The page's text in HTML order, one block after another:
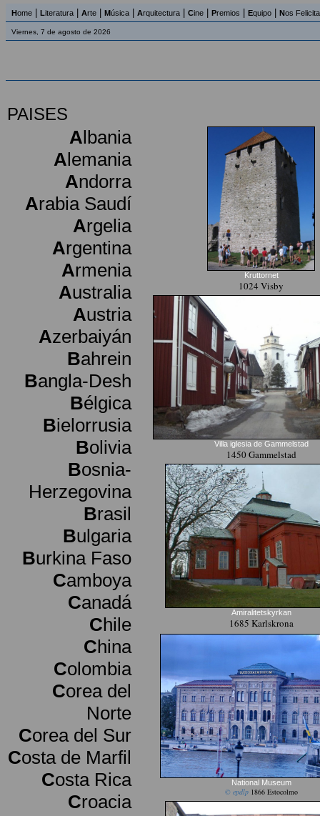
Home Literatura Arte Música Arquitectura Cine Premios Equipo Nos
Viernes, 7 de agosto de 2026
PAISES
Albania
Alemania
Andorra
Arabia Saudí
Argelia
Argentina
Armenia
Australia
Austria
Azerbaiyán
Bahrein
Bangla-Desh
Bélgica
Bielorrusia
Bolivia
Bosnia-
Herzegovina
Brasil
Bulgaria
Burkina Faso
Camboya
Canadá
Chile
China
Colombia
Corea del
Norte
Corea del Sur
Costa de Marfil
Costa Rica
Croacia
Kruttornet
1024 Visby
Villa iglesia de Gammelstad
1450 Gammelstad
Amiralitetskyrkan
1685 Karlskrona
National Museum
© epdlp 1866 Estocolmo